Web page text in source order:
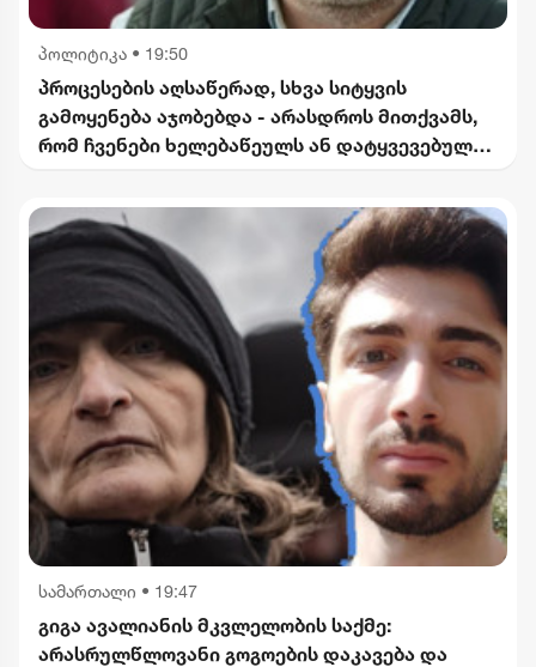
პოლიტიკა • 19:50
პროცესების აღსაწერად, სხვა სიტყვის
გამოყენება აჯობებდა - არასდროს მითქვამს,
რომ ჩვენები ხელებაწეულს ან დატყვევებულს
სამართალი • 19:47
გიგა ავალიანის მკვლელობის საქმე:
არასრულწლოვანი გოგოების დაკავება და